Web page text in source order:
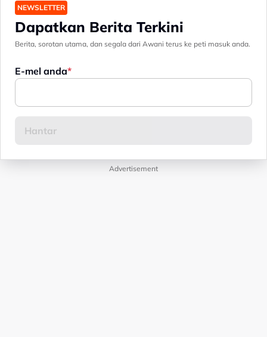
NEWSLETTER
Dapatkan Berita Terkini
Berita, sorotan utama, dan segala dari Awani terus ke peti masuk anda.
E-mel anda
Advertisement